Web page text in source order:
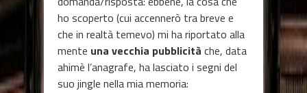
ho scoperto (cui accennerò tra breve e
che in realtà temevo) mi ha riportato alla
mente una vecchia pubblicità che, data
ahimè l’anagrafe, ha lasciato i segni del
suo jingle nella mia memoria: